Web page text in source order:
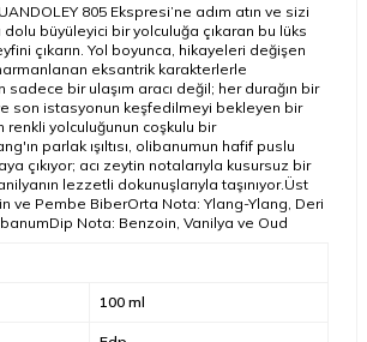
805 Ekspresi’ne adım atın ve sizi
büyüleyici bir yolculuğa çıkaran bu lüks
çıkarın. Yol boyunca, hikayeleri değişen
eksantrik karakterlerle
sadece bir ulaşım aracı değil; her durağın bir
son istasyonun keşfedilmeyi bekleyen bir
renkli yolculuğunun coşkulu bir
parlak ışıltısı, olibanumun hafif puslu
çıkıyor; acı zeytin notalarıyla kusursuz bir
lezzetli dokunuşlarıyla taşınıyor.Üst
ve Pembe BiberOrta Nota: Ylang-Ylang, Deri
Nota: Benzoin, Vanilya ve Oud
100 ml